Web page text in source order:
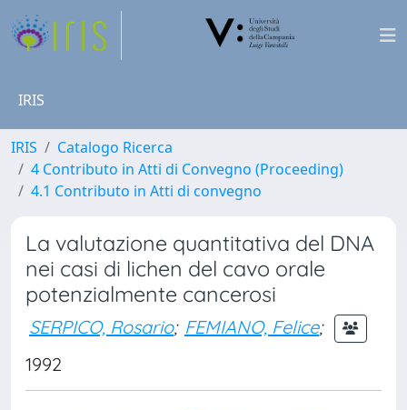
IRIS
IRIS
Catalogo Ricerca
4 Contributo in Atti di Convegno (Proceeding)
4.1 Contributo in Atti di convegno
La valutazione quantitativa del DNA
nei casi di lichen del cavo orale
potenzialmente cancerosi
SERPICO, Rosario; FEMIANO, Felice;
1992